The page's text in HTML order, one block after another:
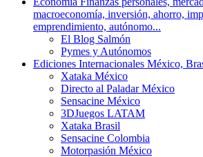
macroeconomía, inversión, ahorro,
emprendimiento, autónomo...
El Blog Salmón
Pymes y Autónomos
Ediciones Internacionales México,
Xataka México
Directo al Paladar México
Sensacine México
3DJuegos LATAM
Xataka Brasil
Sensacine Colombia
Motorpasión México